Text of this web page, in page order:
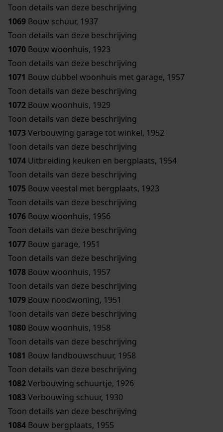
Toon details van deze beschrijving
1069 Bouw schuur, 1937
Toon details van deze beschrijving
1070 Bouw woonhuis, 1923
Toon details van deze beschrijving
1071 Bouw dubbel woonhuis met garage, 1957
Toon details van deze beschrijving
1072 Bouw woonhuis, 1929
Toon details van deze beschrijving
1073Verbouwing garage tot winkel, 1952
Toon details van deze beschrijving
1074 Uitbreiding keuken en bergplaats, 1954
Toon details van deze beschrijving
1075 Bouw veestal met bergplaats, 1923
Toon details van deze beschrijving
1076 Bouw woonhuis, 1956
Toon details van deze beschrijving
1077 Bouw garage, 1951
Toon details van deze beschrijving
1078 Bouw woonhuis, 1957
Toon details van deze beschrijving
1079 Bouw noodwoning, 1951
Toon details van deze beschrijving
1080 Bouw woonhuis, 1958
Toon details van deze beschrijving
1081 Bouw landbouwschuur, 1958
Toon details van deze beschrijving
1082Verbouwing schuurtje, 1926
1083Verbouwing schuur, 1930
Toon details van deze beschrijving
1084 Bouw bergplaats, 1955